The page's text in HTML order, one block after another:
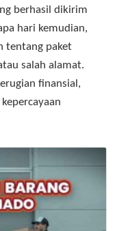
berhasil dikirim
hari kemudian,
tentang paket
salah alamat.
finansial,